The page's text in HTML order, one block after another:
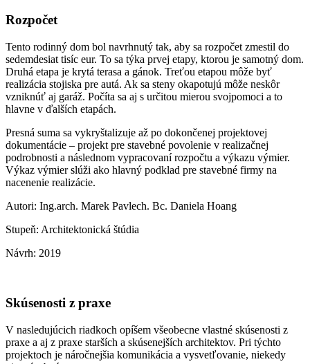
Rozpočet
Tento rodinný dom bol navrhnutý tak, aby sa rozpočet zmestil do
sedemdesiat tisíc eur. To sa týka prvej etapy, ktorou je samotný dom.
Druhá etapa je krytá terasa a gánok. Treťou etapou môže byť
realizácia stojiska pre autá. Ak sa steny okapotujú môže neskôr
vzniknúť aj garáž. Počíta sa aj s určitou mierou svojpomoci a to
hlavne v ďalších etapách.
Presná suma sa vykryštalizuje až po dokončenej projektovej
dokumentácie – projekt pre stavebné povolenie v realizačnej
podrobnosti a následnom vypracovaní rozpočtu a výkazu výmier.
Výkaz výmier slúži ako hlavný podklad pre stavebné firmy na
nacenenie realizácie.
Autori: Ing.arch. Marek Pavlech. Bc. Daniela Hoang
Stupeň: Architektonická štúdia
Návrh: 2019
Skúsenosti z praxe
V nasledujúcich riadkoch opíšem všeobecne vlastné skúsenosti z
praxe a aj z praxe starších a skúsenejších architektov. Pri týchto
projektoch je náročnejšia komunikácia a vysvetľovanie, niekedy